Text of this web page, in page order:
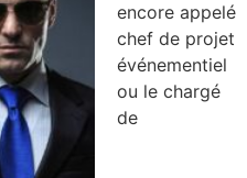
encore appelé
chef de projet
événementiel
ou le chargé
de